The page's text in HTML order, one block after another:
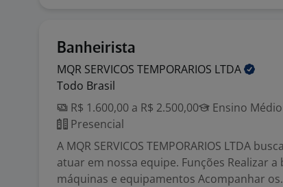
Banheirista
MQR SERVICOS TEMPORARIOS LTDA
Todo Brasil
R$ 1.600,00 a R$ 2.500,00
Ensino
Presencial
A MQR SERVICOS TEMPORARIOS LTDA
atuar em nossa equipe. Funções Realizar a
máquinas e equipamentos Acompanhar